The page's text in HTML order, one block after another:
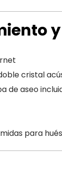
cristal
de aseo
para